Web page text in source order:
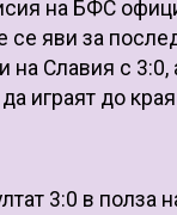
на БФС
се яви за
Славия с 3:0,
играят до
3:0 в полза